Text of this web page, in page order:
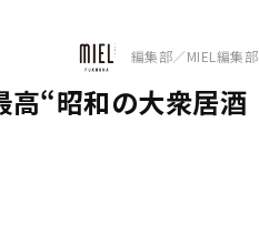
編集部／MIEL編集部
高“昭和の大衆居酒